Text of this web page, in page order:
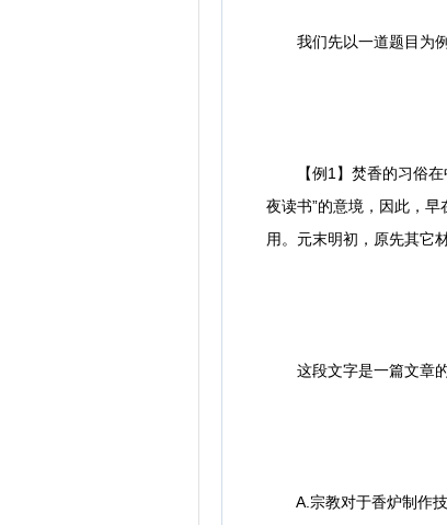
我们先以一道题目为
【例1】焚香的习俗在中
夜读书”的意境，因此，
用。元末明初，原先其它
这段文字是一篇文章的
A.宗教对于香炉制作技